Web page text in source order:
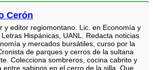
Cerón
y editor regiomontano. Lic. en Economía y
Letras Hispánicas, UANL. Redacta noticias
y mercados bursátiles, curso por la
de parques y cerros de la sultana
Colecciona sombreros, cocina cabrito y
entre sabinos en el cerro de la silla. Que